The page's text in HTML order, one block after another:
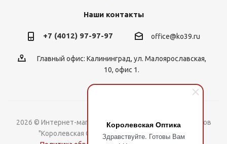
Королевская Оптика
Здравствуйте. Готовы Вам
Наши контакты
+7 (4012) 97-97-97 office@ko39.ru
Главный офис: Калининград, ул. Малоярославская,
10, офис 1.
2026 © Интернет-магазин контактных линз, оправ и очков
"Королевская Оптика". Все права защищены.